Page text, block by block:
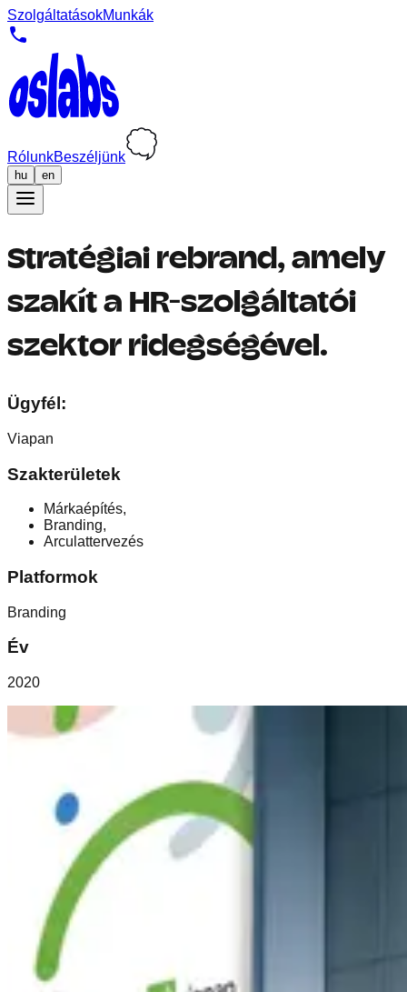
SzolgáltatásokMunkák
RólunkBeszéljünk
hu en
Stratégiai rebrand, amely
szakít a HR-szolgáltatói
szektor ridegségével.
Ügyfél :
Viapan
Szakterületek
Márkaépítés,
Branding,
Arculattervezés
Platformok
Branding
Év
2020